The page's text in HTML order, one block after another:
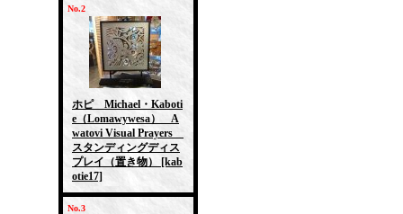
No.2
ホピ Michael・Kaboti
e（Lomawywesa） A
watovi Visual Prayers
スタンディングディス
プレイ（置き物）
[kab
otie17]
No.3